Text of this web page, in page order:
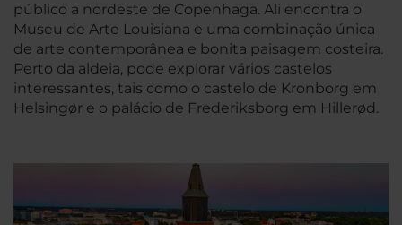
público a nordeste de Copenhaga. Ali encontra o
Museu de Arte Louisiana e uma combinação única
de arte contemporânea e bonita paisagem costeira.
Perto da aldeia, pode explorar vários castelos
interessantes, tais como o castelo de Kronborg em
Helsingør e o palácio de Frederiksborg em Hillerød.